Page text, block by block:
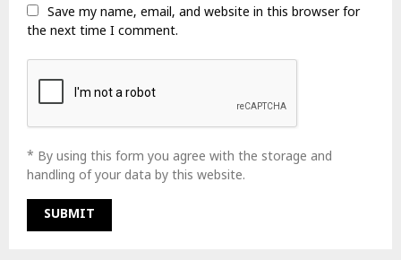
Save my name, email, and website in this browser for
the next time I comment.
* By using this form you agree with the storage and
handling of your data by this website.